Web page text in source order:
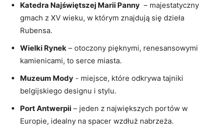
Katedra Najświętszej Marii Panny ⁤ – majestatyczny
gmach z XV wieku, w którym znajdują się⁤ dzieła
Rubensa.
Wielki Rynek – otoczony pięknymi,‍ renesansowymi
kamienicami, to serce miasta.
Muzeum Mody -​ miejsce, które odkrywa tajniki
belgijskiego designu i stylu.
Port Antwerpii – ‍jeden z największych⁢ portów‌ w
Europie, idealny na⁢ spacer wzdłuż nabrzeża.